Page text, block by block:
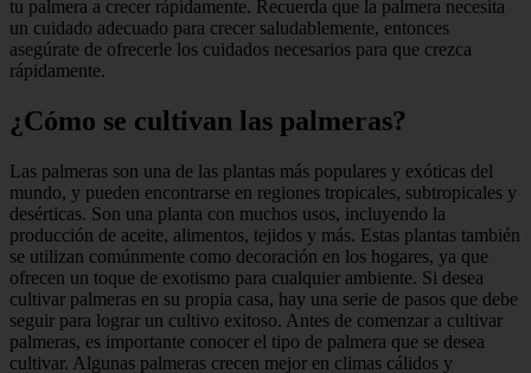
tu palmera a crecer rápidamente. Recuerda que la palmera necesita
un cuidado adecuado para crecer saludablemente, entonces
asegúrate de ofrecerle los cuidados necesarios para que crezca
rápidamente.
¿Cómo se cultivan las palmeras?
Las palmeras son una de las plantas más populares y exóticas del
mundo, y pueden encontrarse en regiones tropicales, subtropicales y
desérticas. Son una planta con muchos usos, incluyendo la
producción de aceite, alimentos, tejidos y más. Estas plantas también
se utilizan comúnmente como decoración en los hogares, ya que
ofrecen un toque de exotismo para cualquier ambiente. Si desea
cultivar palmeras en su propia casa, hay una serie de pasos que debe
seguir para lograr un cultivo exitoso. Antes de comenzar a cultivar
palmeras, es importante conocer el tipo de palmera que se desea
cultivar. Algunas palmeras crecen mejor en climas cálidos y